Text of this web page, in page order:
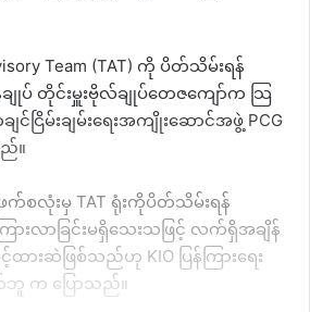
Team (TAT) ကို ပိတ်သိမ်းရန်
ချုပ် တိုင်းမှူးဗိုလ်ချုပ်တေဇကျော်က သြ
ြိမ်းချမ်းရေးအကျိုးဆောင်အဖွဲ့ PCG
။
က်စလုံးမှ TAT ရုံးကိုပိတ်သိမ်းရန်
ြားလာခြင်းမရှိသေးသဖြင့် လက်ရှိအချိန်
းဆဲဖြစ်သည်ဟု KIO ပြန်ကြားရေး
ဘူ က ပြောသည်။